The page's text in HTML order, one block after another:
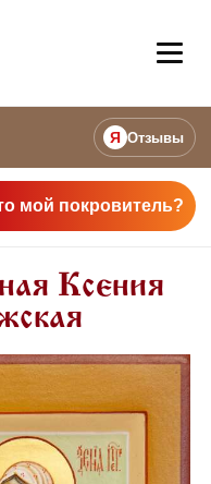
Я Отзывы
мой покровитель?
Ксения